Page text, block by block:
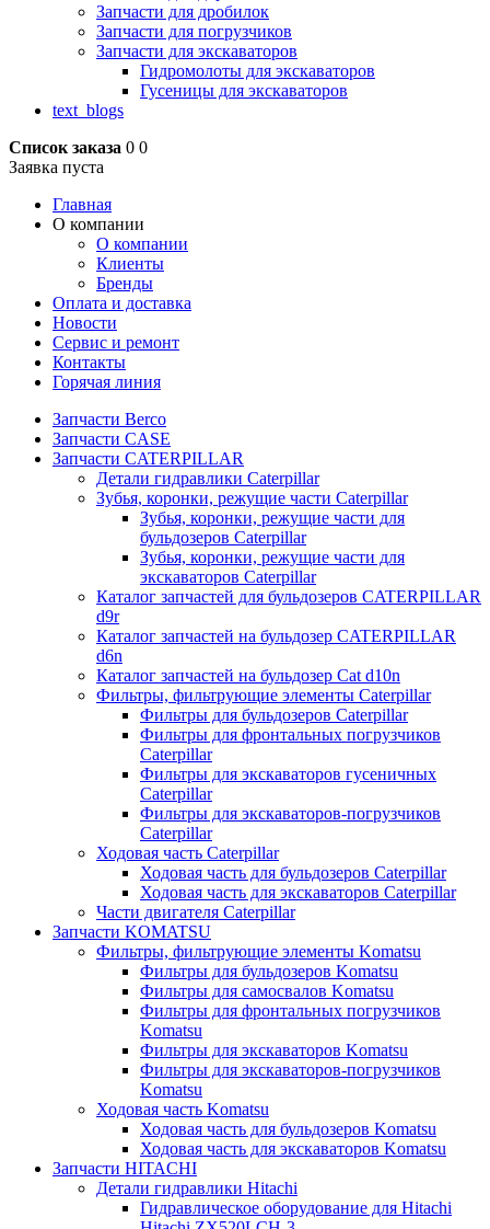
Запчасти для дробилок
Запчасти для погрузчиков
Запчасти для экскаваторов
Гидромолоты для экскаваторов
Гусеницы для экскаваторов
text_blogs
Список заказа 0 0
Заявка пуста
Главная
О компании
О компании
Клиенты
Бренды
Оплата и доставка
Новости
Сервис и ремонт
Контакты
Горячая линия
Запчасти Berco
Запчасти CASE
Запчасти CATERPILLAR
Детали гидравлики Caterpillar
Зубья, коронки, режущие части Caterpillar
Зубья, коронки, режущие части для
бульдозеров Caterpillar
Зубья, коронки, режущие части для
экскаваторов Caterpillar
Каталог запчастей для бульдозеров CATERPILLAR
d9r
Каталог запчастей на бульдозер CATERPILLAR
d6n
Каталог запчастей на бульдозер Сat d10n
Фильтры, фильтрующие элементы Caterpillar
Фильтры для бульдозеров Caterpillar
Фильтры для фронтальных погрузчиков
Caterpillar
Фильтры для экскаваторов гусеничных
Caterpillar
Фильтры для экскаваторов-погрузчиков
Caterpillar
Ходовая часть Caterpillar
Ходовая часть для бульдозеров Caterpillar
Ходовая часть для экскаваторов Caterpillar
Части двигателя Caterpillar
Запчасти KOMATSU
Фильтры, фильтрующие элементы Komatsu
Фильтры для бульдозеров Komatsu
Фильтры для самосвалов Komatsu
Фильтры для фронтальных погрузчиков
Komatsu
Фильтры для экскаваторов Komatsu
Фильтры для экскаваторов-погрузчиков
Komatsu
Ходовая часть Komatsu
Ходовая часть для бульдозеров Komatsu
Ходовая часть для экскаваторов Komatsu
Запчасти HITACHI
Детали гидравлики Hitachi
Гидравлическое оборудование для Hitachi